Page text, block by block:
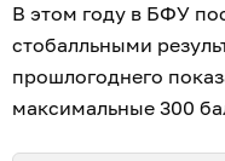
В этом году в БФУ
стобалльными
прошлогоднего
максимальные 300